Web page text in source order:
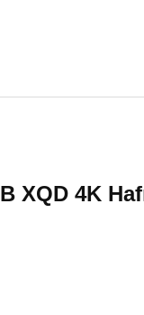
XQD 4K